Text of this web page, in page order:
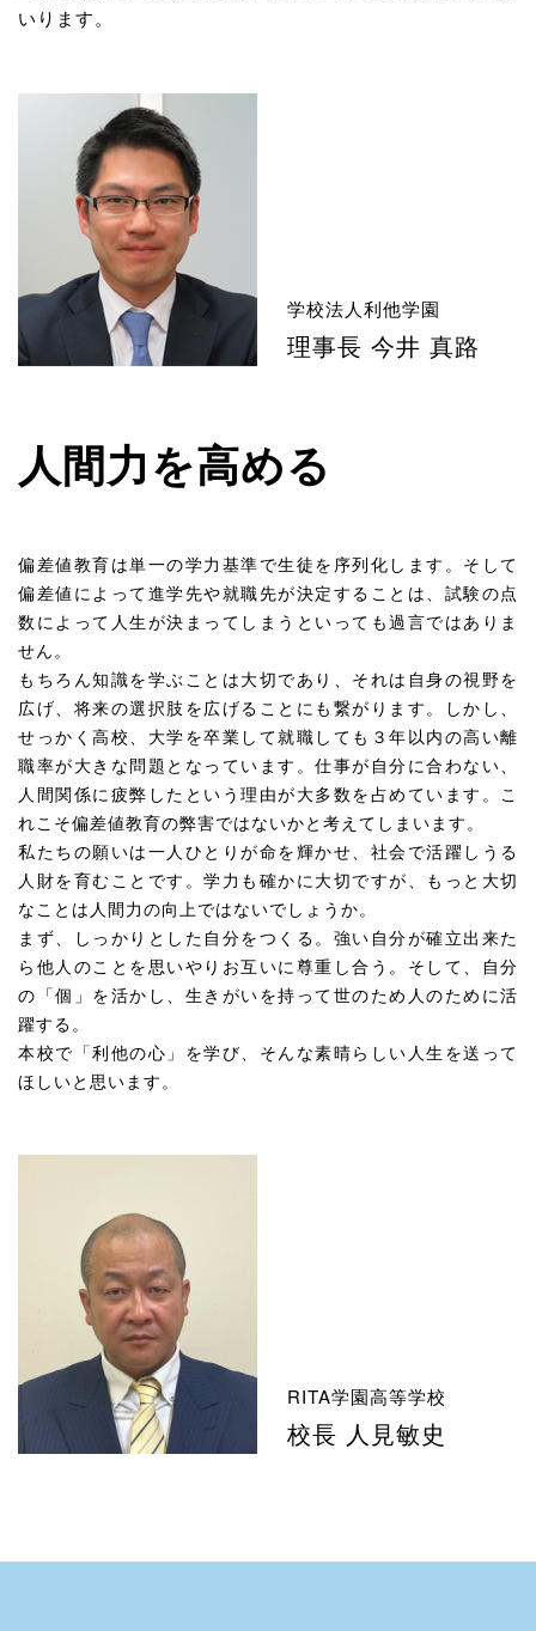
いります。
学校法人利他学園
理事長 今井 真路
人間力を高める
偏差値教育は単一の学力基準で生徒を序列化します。そして
偏差値によって進学先や就職先が決定することは、試験の点
数によって人生が決まってしまうといっても過言ではありま
せん。
もちろん知識を学ぶことは大切であり、それは自身の視野を
広げ、将来の選択肢を広げることにも繋がります。しかし、
せっかく高校、大学を卒業して就職しても ３年以内の高い離
職率が大きな問題となっています。仕事が自分に合わない、
人間関係に疲弊したという理由が大多数を占めています。こ
れこそ偏差値教育の弊害ではないかと考えてしまいます。
私たちの願いは一人ひとりが命を輝かせ、社会で活躍しうる
人財を育むことです。学力も確かに大切ですが、もっと大切
なことは人間力の向上ではないでしょうか。
まず、しっかりとした自分をつくる。強い自分が確立出来た
ら他人のことを思いやりお互いに尊重し合う。そして、自分
の「個」を活かし、生きがいを持って世のため人のために活
躍する。
本校で「利他の心」を学び、そんな素晴らしい人生を送って
ほしいと思います。
RITA学園高等学校
校長 人見敏史